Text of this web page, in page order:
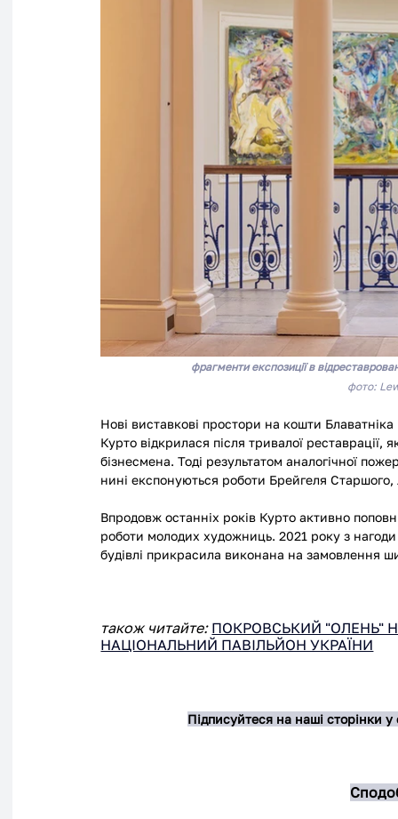
фрагменти експозиції в
фото:
Нові виставкові простори на кошти
Курто відкрилася після тривалої
бізнесмена. Тоді результатом аналогічної
нині експонуються роботи Брейгеля
Впродовж останніх років Курто активно
роботи молодих художниць. 2021 року з нагоди
будівлі прикрасила виконана на замовлення
також читайте: ПОКРОВСЬКИЙ "ОЛЕНЬ"
НАЦІОНАЛЬНИЙ ПАВІЛЬЙОН УКРАЇНИ
Підписуйтеся на наші сторінки